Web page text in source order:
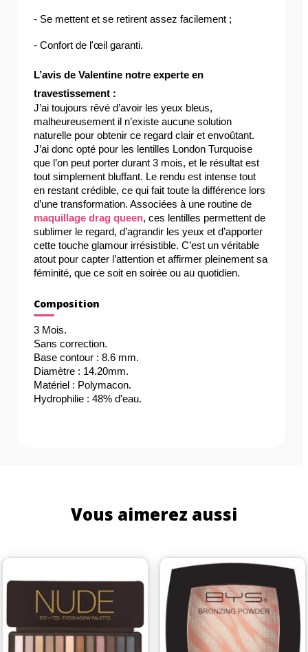
- Se mettent et se retirent assez facilement ;
- Confort de l'œil garanti.
L’avis de Valentine notre experte en
travestissement :
J’ai toujours rêvé d’avoir les yeux bleus,
malheureusement il n’existe aucune solution
naturelle pour obtenir ce regard clair et envoûtant.
J’ai donc opté pour les lentilles London Turquoise
que l’on peut porter durant 3 mois, et le résultat est
tout simplement bluffant. Le rendu est intense tout
en restant crédible, ce qui fait toute la différence lors
maquillage drag queen, ces lentilles permettent de
sublimer le regard, d’agrandir les yeux et d’apporter
cette touche glamour irrésistible. C’est un véritable
atout pour capter l’attention et affirmer pleinement sa
féminité, que ce soit en soirée ou au quotidien.
Composition
3 Mois.
Sans correction.
Base contour : 8.6 mm.
Diamètre : 14.20mm.
Matériel : Polymacon.
Hydrophilie : 48% d'eau.
Vous aimerez aussi